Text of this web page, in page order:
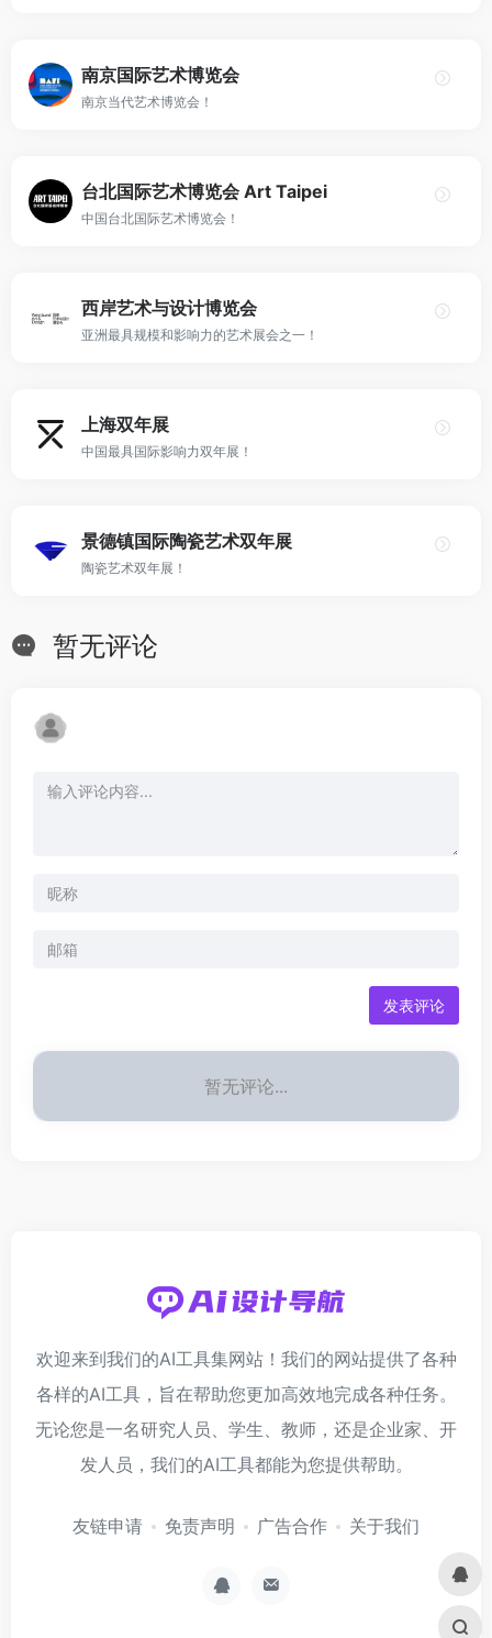
南京国际艺术博览会
南京当代艺术博览会！
台北国际艺术博览会 Art Taipei
中国台北国际艺术博览会！
西岸艺术与设计博览会
亚洲最具规模和影响力的艺术展会之一！
上海双年展
中国最具国际影响力双年展！
景德镇国际陶瓷艺术双年展
陶瓷艺术双年展！
暂无评论
发表评论
暂无评论...
欢迎来到我们的AI工具集网站！我们的网站提供了各种
各样的AI工具，旨在帮助您更加高效地完成各种任务。
无论您是一名研究人员、学生、教师，还是企业家、开
发人员，我们的AI工具都能为您提供帮助。
友链申请 免责声明 广告合作 关于我们